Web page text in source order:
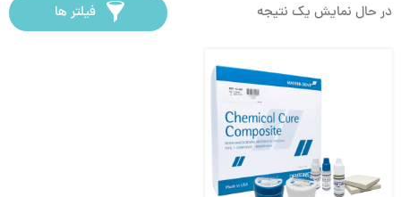
در حال نمایش یک نتیجه فیلتر ها